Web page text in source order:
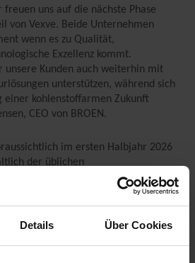
Details Über Cookies
freuen uns auf die nächste Phase
von Vexve. Beide Unternehmen
wenn es zu Qualität,
Exzellenz kommt.
unsere Kunden auch weiterhin mit
unterstützen, während sich
einer kohlenstoffarmen Zukunft
CEO von BROEN.
im ersten Halbjahr 2026
der üblichen
behördlichen Genehmigungen.
läuft der Geschäftsbetrieb wie
Kunden-, Lieferanten- und
bleiben bestehen, und Ihre